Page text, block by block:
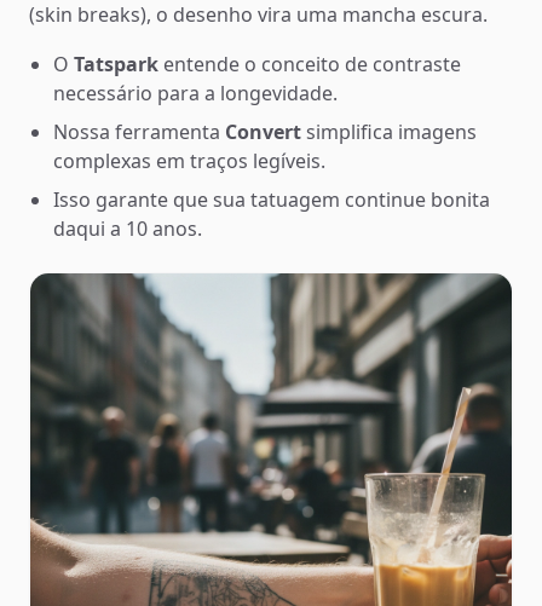
(skin breaks), o desenho vira uma mancha escura.
O Tatspark entende o conceito de contraste
necessário para a longevidade.
Nossa ferramenta Convertsimplifica imagens
complexas em traços legíveis.
Isso garante que sua tatuagem continue bonita
daqui a 10 anos.